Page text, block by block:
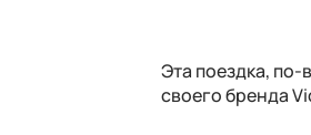
Эта поездка,
своего бренда